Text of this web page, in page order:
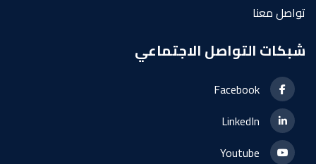
تواصل معنا
شبكات التواصل الاجتماعي
Facebook
LinkedIn
Youtube